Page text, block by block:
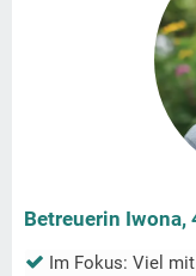
Betreuerin Iwona,
Im Fokus: Viel mit